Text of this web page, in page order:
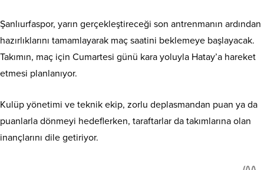
Şanlıurfaspor, yarın gerçekleştireceği son antrenmanın ardından
hazırlıklarını tamamlayarak maç saatini beklemeye başlayacak.
Takımın, maç için Cumartesi günü kara yoluyla Hatay’a hareket
etmesi planlanıyor.
Kulüp yönetimi ve teknik ekip, zorlu deplasmandan puan ya da
puanlarla dönmeyi hedeflerken, taraftarlar da takımlarına olan
inançlarını dile getiriyor.